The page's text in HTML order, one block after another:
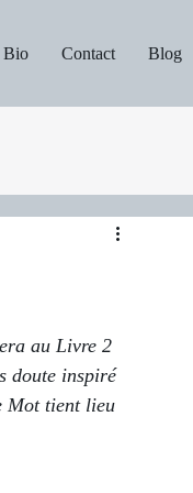
Bio Contact Blog
au Livre 2
doute inspiré
Mot tient lieu